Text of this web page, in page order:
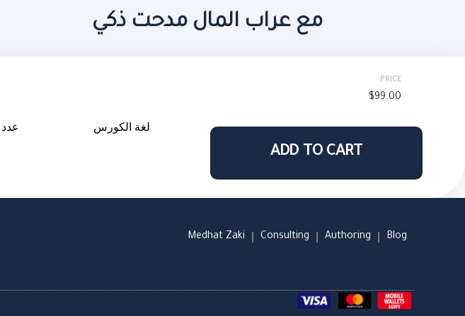
مع عراب المال مدحت ذكي
لغة الكورس
PRICE
$99.00
ADD TO CART
Medhat Zaki Consulting Authoring Blog